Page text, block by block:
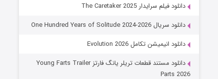
دانلود فیلم سرایدار The Caretaker 2025
دانلود سریال One Hundred Years of Solitude 2024-2026
دانلود انیمیشن تکامل Evolution 2026
دانلود مستند قطعات تریلر یانگ فارتز Young Farts Trailer
Parts 2026